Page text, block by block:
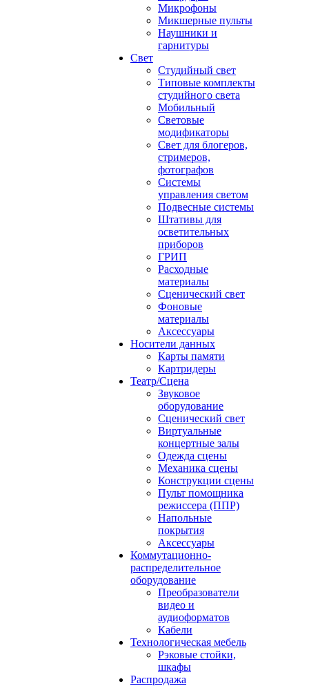
Микрофоны
Микшерные пульты
Наушники и
гарнитуры
Свет
Студийный свет
Типовые комплекты
студийного света
Мобильный
Световые
модификаторы
Свет для блогеров,
стримеров,
фотографов
Системы
управления светом
Подвесные системы
Штативы для
осветительных
приборов
ГРИП
Расходные
материалы
Сценический свет
Фоновые
материалы
Аксессуары
Носители данных
Карты памяти
Картридеры
Театр/Сцена
Звуковое
оборудование
Сценический свет
Виртуальные
концертные залы
Одежда сцены
Механика сцены
Конструкции сцены
Пульт помощника
режиссера (ППР)
Напольные
покрытия
Аксессуары
Коммутационно-
распределительное
оборудование
Преобразователи
видео и
аудиоформатов
Кабели
Технологическая мебель
Рэковые стойки,
шкафы
Распродажа